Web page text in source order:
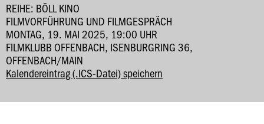
REIHE: BÖLL KINO
FILMVORFÜHRUNG UND FILMGESPRÄCH
MONTAG, 19. MAI 2025, 19:00 UHR
FILMKLUBB OFFENBACH, ISENBURGRING 36,
OFFENBACH/MAIN
Kalendereintrag (.ICS-Datei) speichern